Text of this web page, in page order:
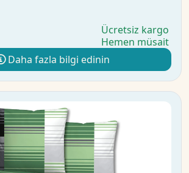
Ücretsiz kargo
Hemen müsait
Daha fazla bilgi edinin